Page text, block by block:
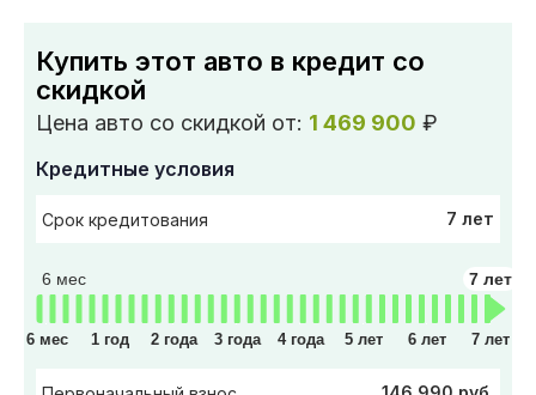
Купить этот авто в кредит со
скидкой
Цена авто со скидкой от: 1 469 900 ₽
Кредитные условия
Срок кредитования 7 лет
6 мес 7 лет
6 мес 1 год 2 года 3 года 4 года 5 лет 6 лет 7 лет